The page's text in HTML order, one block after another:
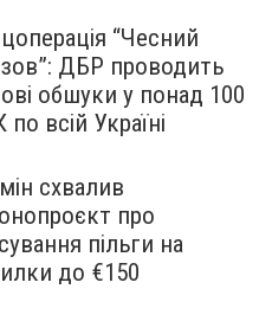
“Чесний
ДБР проводить
обшуки у понад 100
всій Україні
схвалив
про
пільги на
до €150